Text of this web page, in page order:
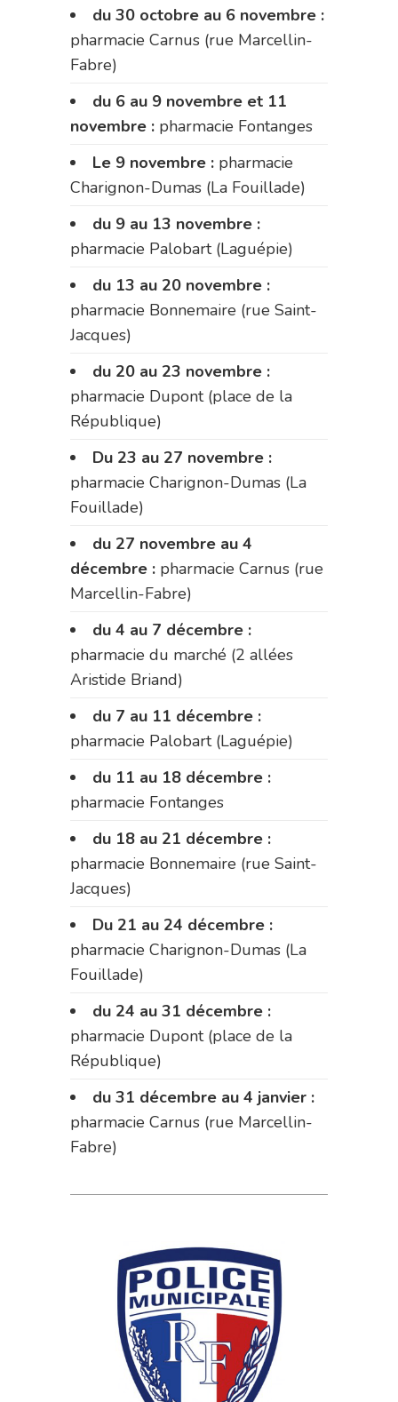
du 30 octobre au 6 novembre :
pharmacie Carnus (rue Marcellin-
Fabre)
du 6 au 9 novembre et 11
novembre : pharmacie Fontanges
Le 9 novembre : pharmacie
Charignon-Dumas (La Fouillade)
du 9 au 13 novembre :
pharmacie Palobart (Laguépie)
du 13 au 20 novembre :
pharmacie Bonnemaire (rue Saint-
Jacques)
du 20 au 23 novembre :
pharmacie Dupont (place de la
République)
Du 23 au 27 novembre :
pharmacie Charignon-Dumas (La
Fouillade)
du 27 novembre au 4
décembre : pharmacie Carnus (rue
Marcellin-Fabre)
du 4 au 7 décembre :
pharmacie du marché (2 allées
Aristide Briand)
du 7 au 11 décembre :
pharmacie Palobart (Laguépie)
du 11 au 18 décembre :
pharmacie Fontanges
du 18 au 21 décembre :
pharmacie Bonnemaire (rue Saint-
Jacques)
Du 21 au 24 décembre :
pharmacie Charignon-Dumas (La
Fouillade)
du 24 au 31 décembre :
pharmacie Dupont (place de la
République)
du 31 décembre au 4 janvier :
pharmacie Carnus (rue Marcellin-
Fabre)